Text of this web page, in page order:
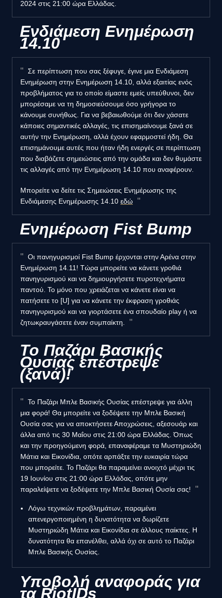
2024 στις 21:00 ώρα Ελλάδας.
Ενδιάμεση Ενημέρωση
14.10
Σε περίπτωση που σας ξέφυγε, έγινε μια Ενδιάμεση
Ενημέρωση στην Ενημέρωση 14.10, αλλά εξαιτίας ενός
προβλήματος για το οποίο είμαστε εμείς υπεύθυνοι, δεν
μπορέσαμε να τη δημοσιεύσουμε όσο γρήγορα το
κάνουμε συνήθως. Για να βεβαιωθούμε ότι δεν χάσατε
κάποιες σημαντικές αλλαγές, τις επισημαίνουμε ξανά σε
αυτήν την Ενημέρωση, αλλά έχουν εφαρμοστεί ήδη. Θα
επισημάνουμε αυτές που ήταν ήδη ενεργές σε περίπτωση
που διαβάζετε σημειώσεις από την ομάδα και δεν θυμάστε
τις αλλαγές από την Ενημέρωση 14.10 που αναφέρουν.
Μπορείτε να δείτε τις Σημειώσεις Ενημέρωσης της
Ενδιάμεσης Ενημέρωσης 14.10 εδώ
Ενημέρωση Fist Bump
Οι πανηγυρισμοί Fist Bump έρχονται στην Αρένα στην
Ενημέρωση 14.11! Τώρα μπορείτε να κάνετε γροθιά
πανηγυρισμού και να δημιουργήσετε πυροτεχνήματα
παντού. Το μόνο που χρειάζεται να κάνετε είναι να
πατήσετε το [U] για να κάνετε την έκφραση γροθιάς
πανηγυρισμού και να γιορτάσετε ένα σπουδαίο play ή να
ζητωκραυγάσετε έναν συμπαίκτη.
Το Παζάρι Βασικής
Ουσίας επέστρεψε
(ξανά)!
Το Παζάρι Μπλε Βασικής Ουσίας επέστρεψε για άλλη
μια φορά! Θα μπορείτε να ξοδέψετε την Μπλε Βασική
Ουσία σας για να αποκτήσετε Αποχρώσεις, αξεσουάρ και
άλλα από τις 30 Μαΐου στις 21:00 ώρα Ελλάδας. Όπως
και την προηγούμενη φορά, επαναφέραμε τα Μυστηριώδη
Μάτια και Εικονίδια, οπότε αρπάξτε την ευκαιρία τώρα
που μπορείτε. Το Παζάρι θα παραμείνει ανοιχτό μέχρι τις
19 Ιουνίου στις 21:00 ώρα Ελλάδας, οπότε μην
παραλείψετε να ξοδέψετε την Μπλε Βασική Ουσία σας!
Λόγω τεχνικών προβλημάτων, παραμένει
απενεργοποιημένη η δυνατότητα να δωρίζετε
Μυστηριώδη Μάτια και Εικονίδια σε άλλους παίκτες. Η
δυνατότητα θα επανέλθει, αλλά όχι σε αυτό το Παζάρι
Μπλε Βασικής Ουσίας.
Υποβολή αναφοράς για
τα RiotIDs